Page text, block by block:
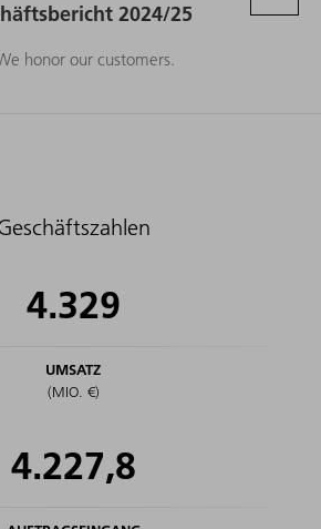
2024/25
honor our customers.
4.329
UMSATZ
(MIO. €)
4.227,8